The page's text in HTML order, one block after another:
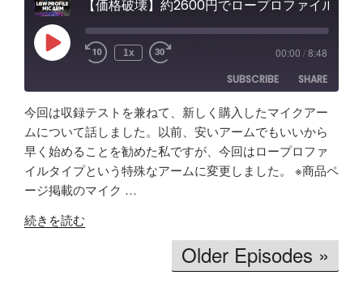
ス
ー
た
「マ
り
安
い
イ
ホ
リ
効
で
リ
ア
ル
イ
Play
Episode 1x 00:00 /8:48
SUBSCRIBE
SHARE
Amazon
Apple Podcasts
RSS
Spotify
RSS FEED
SHARE
LINK
EMBED
今回は収録テストを兼ねて、新しく購入したマイクアー
ムについて話しました。以前、安いアームでもいいから
早く始めることを勧めた私ですが、今回はロープロファ
イルタイプという特殊なアームに変更しました。 ※商品ペ
ージ掲載のマイク …
"【価
続きを読む
Older Episodes »